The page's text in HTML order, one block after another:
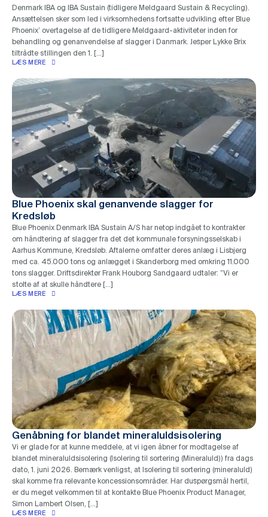
Denmark IBA og IBA Sustain (tidligere Meldgaard Sustain & Recycling).
Ansættelsen sker som led i virksomhedens fortsatte udvikling efter Blue
Phoenix’ overtagelse af de tidligere Meldgaard-aktiviteter inden for
behandling og genanvendelse af slagger i Danmark. Jesper Lykke Brix
tiltrådte stillingen den 1. […]
LÆS MERE
Blue Phoenix skal genanvende slagger for
Kredsløb
Blue Phoenix Denmark IBA Sustain A/S har netop indgået to kontrakter
om håndtering af slagger fra det det kommunale forsyningsselskab i
Aarhus Kommune, Kredsløb. Aftalerne omfatter deres anlæg i Lisbjerg
med ca. 45.000 tons og anlægget i Skanderborg med omkring 11.000
tons slagger. Driftsdirektør Frank Houborg Sandgaard udtaler: ”Vi er
stolte af at skulle håndtere […]
LÆS MERE
Genåbning for blandet mineraluldsisolering
Vi er glade for at kunne meddele, at vi igen åbner for modtagelse af
blandet mineraluldsisolering (Isolering til sortering (Mineraluld)) fra dags
dato, 1. juni 2026. Bemærk venligst, at Isolering til sortering (mineraluld)
skal komme fra relevante koncessionsområder. Har duspørgsmål hertil,
er du meget velkommen til at kontakte Blue Phoenix Product Manager,
Simon Lambert Olsen, […]
LÆS MERE